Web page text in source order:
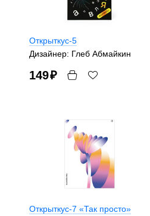
Открыткус-5
Дизайнер: Глеб Абмайкин
149₽
Открыткус-7 «Так просто»